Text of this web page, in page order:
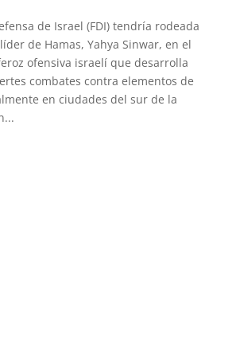
de Israel (FDI) tendría rodeada
de Hamas, Yahya Sinwar, en el
ofensiva israelí que desarrolla
combates contra elementos de
en ciudades del sur de la